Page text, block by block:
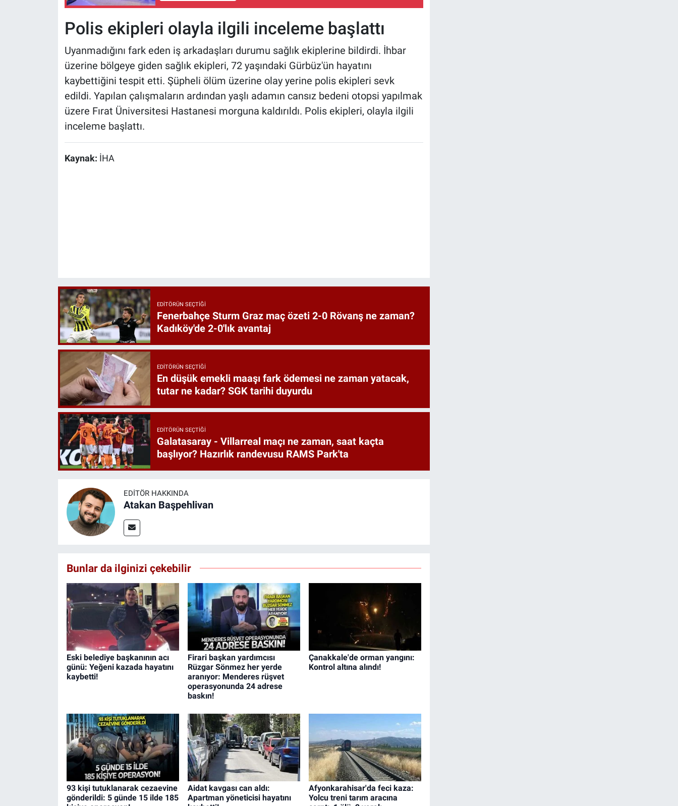
Polis ekipleri olayla ilgili inceleme başlattı
Uyanmadığını fark eden iş arkadaşları durumu sağlık ekiplerine bildirdi. İhbar
üzerine bölgeye giden sağlık ekipleri, 72 yaşındaki Gürbüz'ün hayatını
kaybettiğini tespit etti. Şüpheli ölüm üzerine olay yerine polis ekipleri sevk
edildi. Yapılan çalışmaların ardından yaşlı adamın cansız bedeni otopsi yapılmak
üzere Fırat Üniversitesi Hastanesi morguna kaldırıldı. Polis ekipleri, olayla ilgili
inceleme başlattı.
Kaynak: İHA
EDITÖRÜN SEÇTIĞI
Fenerbahçe Sturm Graz maç özeti 2-0 Rövanş ne zaman?
Kadıköy'de 2-0'lık avantaj
EDITÖRÜN SEÇTIĞI
En düşük emekli maaşı fark ödemesi ne zaman yatacak,
tutar ne kadar? SGK tarihi duyurdu
EDITÖRÜN SEÇTIĞI
Galatasaray - Villarreal maçı ne zaman, saat kaçta
başlıyor? Hazırlık randevusu RAMS Park'ta
EDITÖR HAKKINDA
Atakan Başpehlivan
Bunlar da ilginizi çekebilir
Eski belediye başkanının acı
günü: Yeğeni kazada hayatını
kaybetti!
Firari başkan yardımcısı
Rüzgar Sönmez her yerde
aranıyor: Menderes rüşvet
operasyonunda 24 adrese
baskın!
Çanakkale'de orman yangını:
Kontrol altına alındı!
93 kişi tutuklanarak cezaevine
gönderildi: 5 günde 15 ilde 185
Aidat kavgası can aldı:
Apartman yöneticisi hayatını
Afyonkarahisar'da feci kaza:
Yolcu treni tarım aracına